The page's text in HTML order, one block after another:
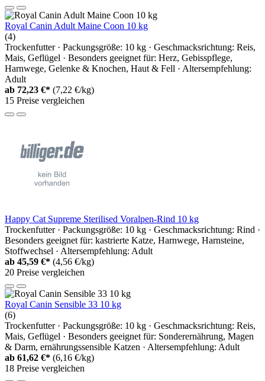
Royal Canin Adult Maine Coon 10 kg
(4)
Trockenfutter · Packungsgröße: 10 kg · Geschmacksrichtung: Reis,
Mais, Geflügel · Besonders geeignet für: Herz, Gebisspflege,
Harnwege, Gelenke & Knochen, Haut & Fell · Altersempfehlung:
Adult
ab 72,23 €* (7,22 €/kg)
15 Preise vergleichen
Happy Cat Supreme Sterilised Voralpen-Rind 10 kg
Trockenfutter · Packungsgröße: 10 kg · Geschmacksrichtung: Rind ·
Besonders geeignet für: kastrierte Katze, Harnwege, Harnsteine,
Stoffwechsel · Altersempfehlung: Adult
ab 45,59 €* (4,56 €/kg)
20 Preise vergleichen
Royal Canin Sensible 33 10 kg
(6)
Trockenfutter · Packungsgröße: 10 kg · Geschmacksrichtung: Reis,
Mais, Geflügel · Besonders geeignet für: Sonderernährung, Magen
& Darm, ernährungssensible Katzen · Altersempfehlung: Adult
ab 61,62 €* (6,16 €/kg)
18 Preise vergleichen